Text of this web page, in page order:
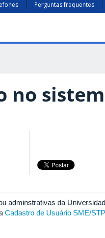
Perguntas frequentes
no
adminstrativas da
Cadastro de Usuário SME/